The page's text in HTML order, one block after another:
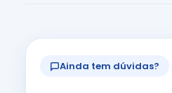
Ainda tem dúvidas?